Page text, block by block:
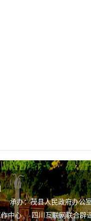
承办：茂县人民政府办公
作中心四川互联网联合辟